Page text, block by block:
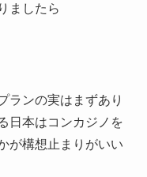
ましたら
ランの実はまずあり
日本はコンカジノを
が構想止まりがいい